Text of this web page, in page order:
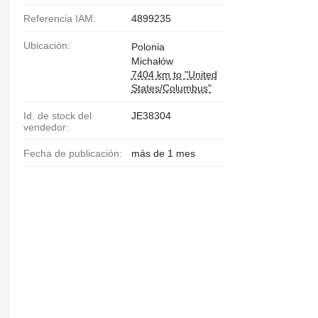
Referencia IAM: 4899235
Ubicación:
Polonia
Michałów
7404 km to "United
States/Columbus"
Id. de stock del
vendedor:
JE38304
Fecha de publicación: más de 1 mes